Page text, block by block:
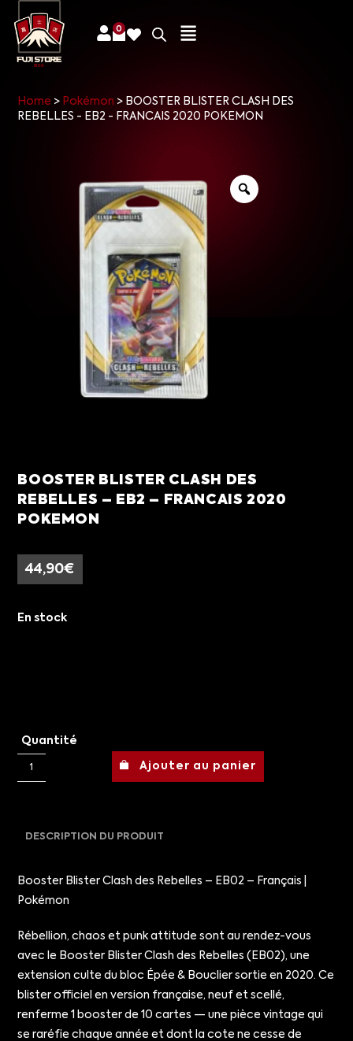
0
Home > Pokémon > BOOSTER BLISTER CLASH DES
REBELLES - EB2 - FRANCAIS 2020 POKEMON
BOOSTER BLISTER CLASH DES
REBELLES – EB2 – FRANCAIS 2020
POKEMON
44,90€
En stock
Quantité
Ajouter au panier
DESCRIPTION DU PRODUIT
Booster Blister Clash des Rebelles – EB02 – Français |
Pokémon
Rébellion, chaos et punk attitude sont au rendez-vous
avec le Booster Blister Clash des Rebelles (EB02), une
extension culte du bloc Épée & Bouclier sortie en 2020. Ce
blister officiel en version française, neuf et scellé,
renferme 1 booster de 10 cartes — une pièce vintage qui
se raréfie chaque année et dont la cote ne cesse de